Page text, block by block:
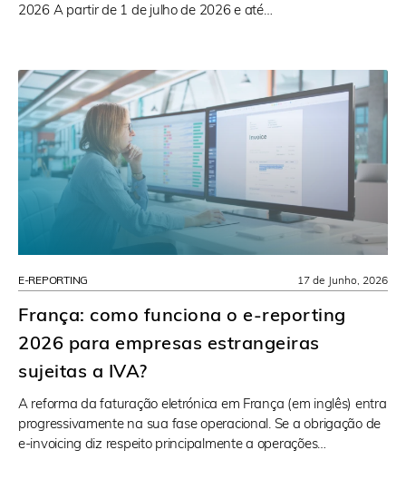
2026 A partir de 1 de julho de 2026 e até…
E-REPORTING
França: como funciona o e-reporting
2026 para empresas estrangeiras
sujeitas a IVA?
A reforma da faturação eletrónica em França (em inglês) entra
progressivamente na sua fase operacional. Se a obrigação de
e-invoicing diz respeito principalmente a operações…
17 de Junho, 2026